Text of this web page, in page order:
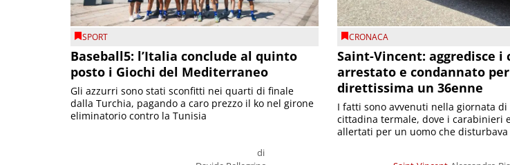
SPORT
Baseball5: l’Italia conclude al quinto
posto i Giochi del Mediterraneo
di
Gli azzurri sono stati sconfitti nei quarti di finale
dalla Turchia, pagando a caro prezzo il ko nel girone
eliminatorio contro la Tunisia
CRONACA
Saint-Vincent: aggredisce i
arrestato e condannato per
direttissima un 36enne
I fatti sono avvenuti nella giornata
cittadina termale, dove i carabinieri
allertati per un uomo che disturbava